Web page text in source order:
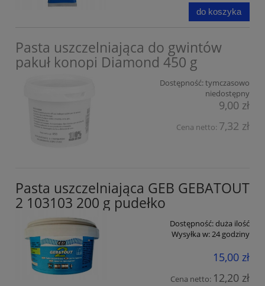
do koszyka
Pasta uszczelniająca do gwintów
pakuł konopi Diamond 450 g
Dostępność:tymczasowo
niedostępny
9,00 zł
Cena netto: 7,32 zł
Pasta uszczelniająca GEB GEBATOUT
2 103103 200 g pudełko
Dostępność:duża ilość
Wysyłka w:24 godziny
15,00 zł
Cena netto: 12,20 zł